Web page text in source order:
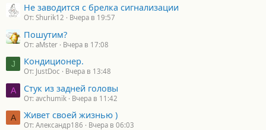
Не заводится с брелка сигнализации
От: Shurik12 Вчера в 19:57
Пошутим?
От: aMster Вчера в 17:08
J Кондиционер.
От: JustDoc Вчера в 13:48
A Стук из задней головы
От: avchumik Вчера в 11:42
А Живет своей жизнью )
От: Александр186 Вчера в 06:03